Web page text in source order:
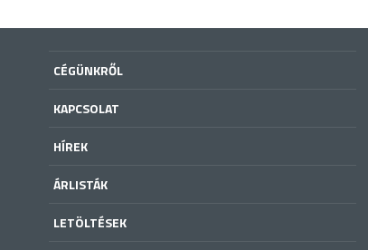
CÉGÜNKRŐL
KAPCSOLAT
HÍREK
ÁRLISTÁK
LETÖLTÉSEK